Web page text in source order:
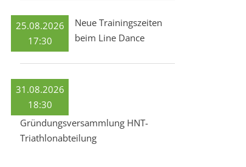
25.08.2026
17:30
Neue Trainingszeiten
beim Line Dance
31.08.2026
18:30
Gründungsversammlung HNT-
Triathlonabteilung